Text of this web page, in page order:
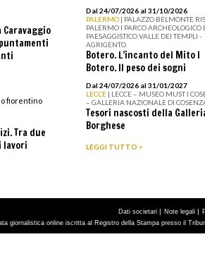
fiorentino
Tra due
lavori
Dal 24/07/2026 al 31/10/2026
PALERMO | PALAZZO BELMONTE
PALERMO I PARCO ARCHEOLOGICO
PAESAGGISTICO VALLE DEI TEMPLI -
AGRIGENTO
Botero. L’incanto del Mito I
Botero. Il peso dei sogni
Dal 24/07/2026 al 31/01/2027
LECCE | LECCE – MUSEO MUST I
– GALLERIA NAZIONALE DI
Tesori nascosti della
Borghese
LEGGI TUTTO >
Dati societari | Note legali |
giornalistica online iscritta al Registro della Stampa presso il